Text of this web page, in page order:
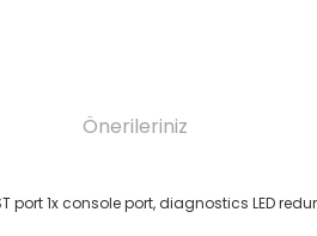
Önerileriniz
port 1x console port, diagnostics LED